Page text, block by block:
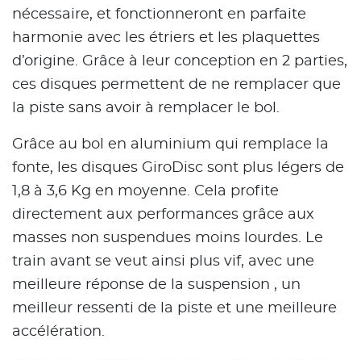
nécessaire, et fonctionneront en parfaite
harmonie avec les étriers et les plaquettes
d’origine. Grâce à leur conception en 2 parties,
ces disques permettent de ne remplacer que
la piste sans avoir à remplacer le bol.
Grâce au bol en aluminium qui remplace la
fonte, les disques GiroDisc sont plus légers de
1,8 à 3,6 Kg en moyenne. Cela profite
directement aux performances grâce aux
masses non suspendues moins lourdes. Le
train avant se veut ainsi plus vif, avec une
meilleure réponse de la suspension , un
meilleur ressenti de la piste et une meilleure
accélération.